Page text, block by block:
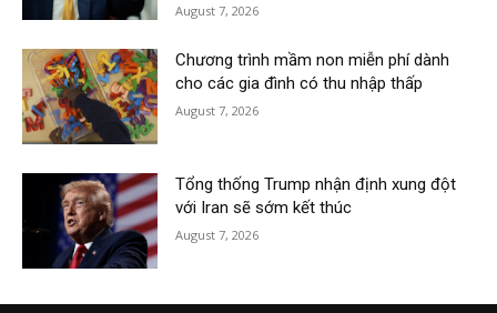
August 7, 2026
Chương trình mầm non miễn phí dành
cho các gia đình có thu nhập thấp
August 7, 2026
Tổng thống Trump nhận định xung đột
với Iran sẽ sớm kết thúc
August 7, 2026